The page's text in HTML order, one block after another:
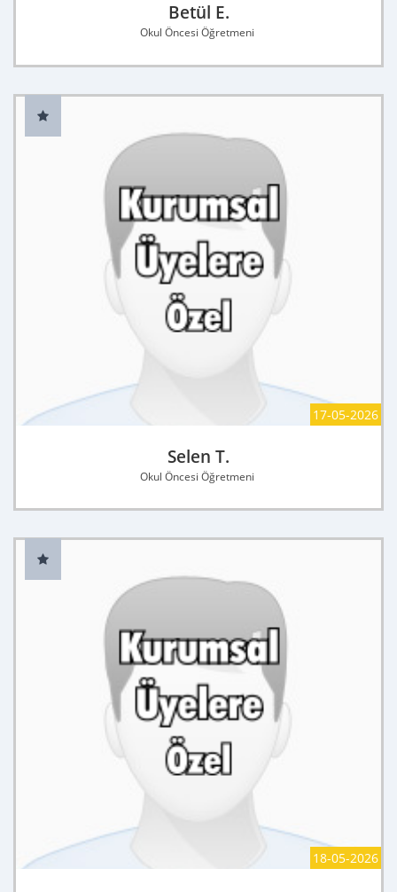
Betül E.
Okul Öncesi Öğretmeni
17-05-2026
Selen T.
Okul Öncesi Öğretmeni
18-05-2026